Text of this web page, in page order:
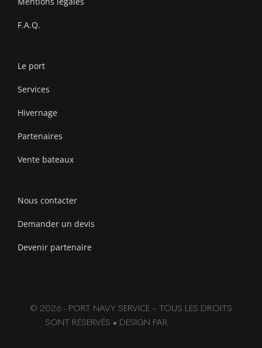
F.A.Q.
Le port
Services
Hivernage
Partenaires
Vente bateaux
Nous contacter
Demander un devis
Devenir partenaire
© 2026 - PORT NAVY SERVICE – TOUS LES DROITS
SONT RÉSERVÉS • DESIGN PAR